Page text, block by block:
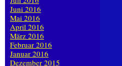
Juni 2016
Mai 2016
April 2016
März 2016
Februar 2016
Januar 2016
Dezember 2015